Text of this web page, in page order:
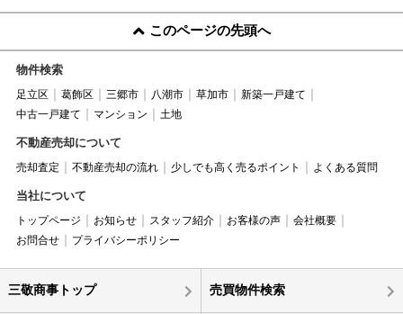
このページの先頭へ
物件検索
足立区 葛飾区 三郷市 八潮市 草加市
新築一戸建て
中古一戸建て
マンション 土地
不動産売却について
売却査定 不動産売却の流れ 少しでも高く売るポイント よくある質問
当社について
トップページ お知らせ スタッフ紹介 お客様の声
会社概要
お問合せ
プライバシーポリシー
三敬商事トップ 売買物件検索